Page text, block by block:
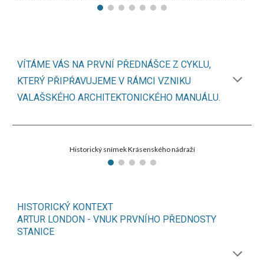
VÍTÁME VÁS NA PRVNÍ PŘEDNÁŠCE Z CYKLU,
KTERÝ PŘIPŔAVUJEME V RÁMCI VZNIKU
VALAŠSKÉHO ARCHITEKTONICKÉHO MANUÁLU.
Historický snímek Krásenského nádraží
HISTORICKÝ KONTEXT
ARTUR LONDON - VNUK PRVNÍHO PŘEDNOSTY
STANICE